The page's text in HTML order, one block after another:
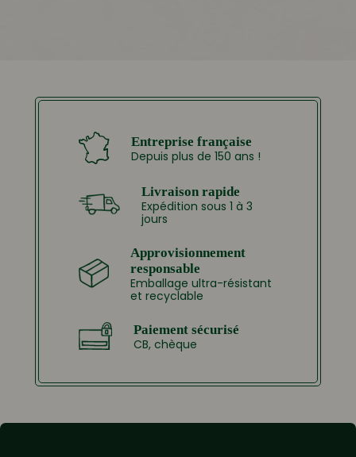
Entreprise française
Depuis plus de 150 ans !
Livraison rapide
Expédition sous 1 à 3
jours
Approvisionnement
responsable
Emballage ultra-résistant
et recyclable
Paiement sécurisé
CB, chèque